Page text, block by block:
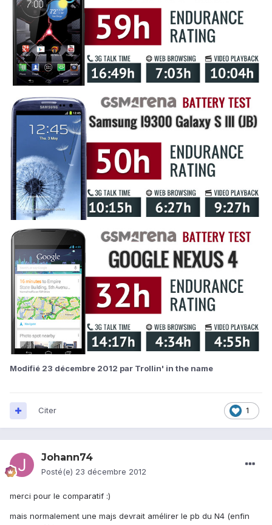
Modifié 23 décembre 2012 par Trollin' in the name
1
Citer
Johann74
Posté(e) 23 décembre 2012
merci pour le comparatif :)
mais normalement une majs devrait amélirer le pb du N4 (enfin